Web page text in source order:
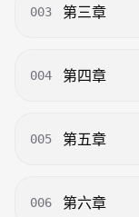
003 第三章
004 第四章
005 第五章
006 第六章